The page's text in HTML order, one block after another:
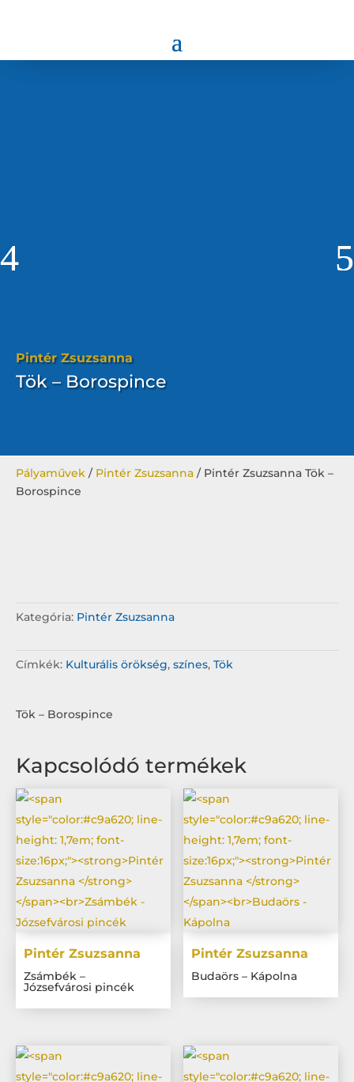
Pintér Zsuzsanna
Tök – Borospince
Pályaművek / Pintér Zsuzsanna / Pintér Zsuzsanna Tök –
Borospince
Kategória: Pintér Zsuzsanna
Címkék: Kulturális örökség, színes, Tök
Tök – Borospince
Kapcsolódó termékek
Pintér Zsuzsanna
Zsámbék –
Józsefvárosi pincék
Pintér Zsuzsanna
Budaörs – Kápolna